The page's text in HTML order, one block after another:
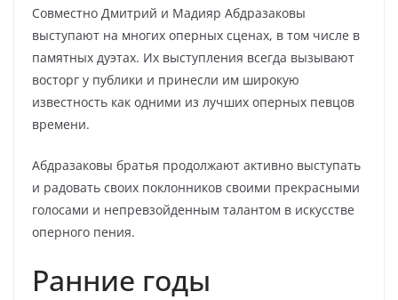
Совместно Дмитрий и Мадияр Абдразаковы
выступают на многих оперных сценах, в том числе в
памятных дуэтах. Их выступления всегда вызывают
восторг у публики и принесли им широкую
известность как одними из лучших оперных певцов
времени.
Абдразаковы братья продолжают активно выступать
и радовать своих поклонников своими прекрасными
голосами и непревзойденным талантом в искусстве
оперного пения.
Ранние годы